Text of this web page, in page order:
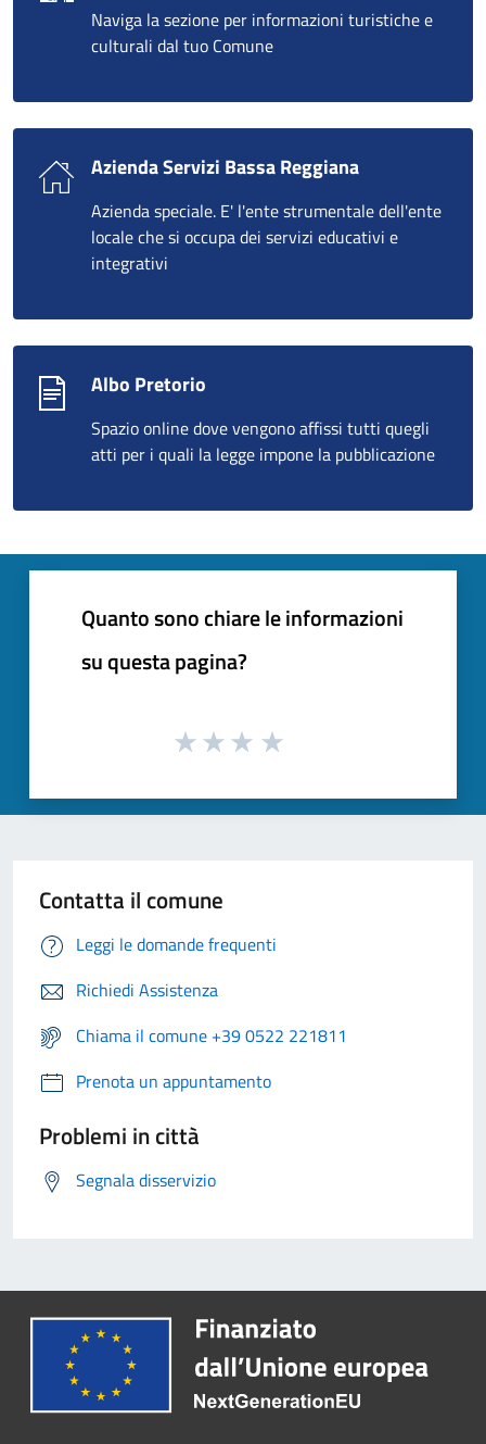
Naviga la sezione per informazioni turistiche e
culturali dal tuo Comune
Azienda Servizi Bassa Reggiana
Azienda speciale. E' l'ente strumentale dell'ente
locale che si occupa dei servizi educativi e
integrativi
Albo Pretorio
Spazio online dove vengono affissi tutti quegli
atti per i quali la legge impone la pubblicazione
Quanto sono chiare le informazioni
su questa pagina?
Contatta il comune
Leggi le domande frequenti
Richiedi Assistenza
Chiama il comune +39 0522 221811
Prenota un appuntamento
Problemi in città
Segnala disservizio